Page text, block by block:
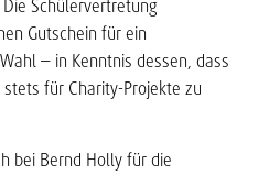
Schülervertretung
Gutschein für ein
– in Kenntnis dessen, dass
für Charity-Projekte zu
bei Bernd Holly für die